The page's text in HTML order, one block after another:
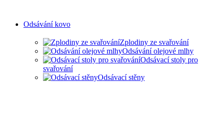
Odsávání kovo
Zplodiny ze svařování
Odsávání olejové mlhy
Odsávací stoly pro
svařování
Odsávací stěny